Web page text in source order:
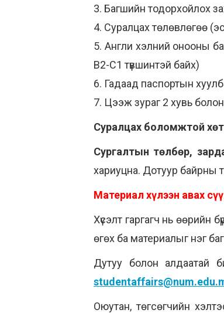
3. Багшийн тодорхойлох
4. Суралцах төлөвлөгөө
5. Англи хэлний онооны
B2-C1 түвшинтэй байх)
6. Гадаад паспортын
7. Цээж зураг 2 хувь
Суралцах боломжтой
Сургалтын төлбөр,
хариуцна. Дотуур байрны
Материал хүлээн авах
Хүсэлт гаргагч нь өөрийн
өгөх ба материалыг нэг
Дутуу болон алдаатай
Оюутан, төгсөгчийн